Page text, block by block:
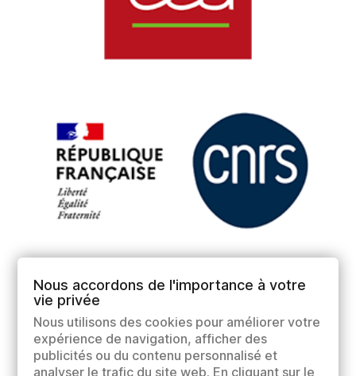
Nous accordons de l'importance à votre
vie privée
Nous utilisons des cookies pour améliorer votre
expérience de navigation, afficher des
publicités ou du contenu personnalisé et
analyser le trafic du site web. En cliquant sur le